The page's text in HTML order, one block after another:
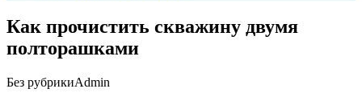
Как прочистить скважину двумя
полторашками
Без рубрикиAdmin